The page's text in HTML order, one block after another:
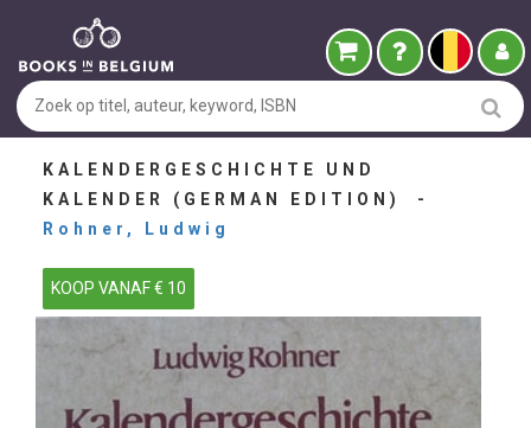
KALENDERGESCHICHTE UND
KALENDER (GERMAN EDITION) -
Rohner, Ludwig
KOOP VANAF € 10